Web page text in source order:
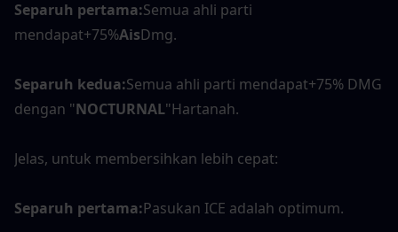
Separuh pertama:Semua ahli parti
mendapat+75%AisDmg.
Separuh kedua:Semua ahli parti mendapat+75% DMG
dengan "NOCTURNAL"Hartanah.
Jelas, untuk membersihkan lebih cepat:
Separuh pertama:Pasukan ICE adalah optimum.